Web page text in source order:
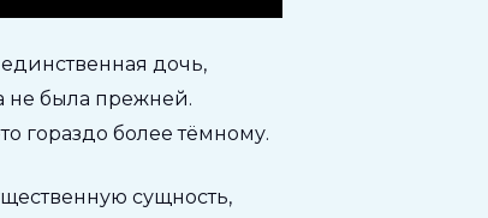
дочь,
не была прежней.
гораздо более тёмному.
сущность,